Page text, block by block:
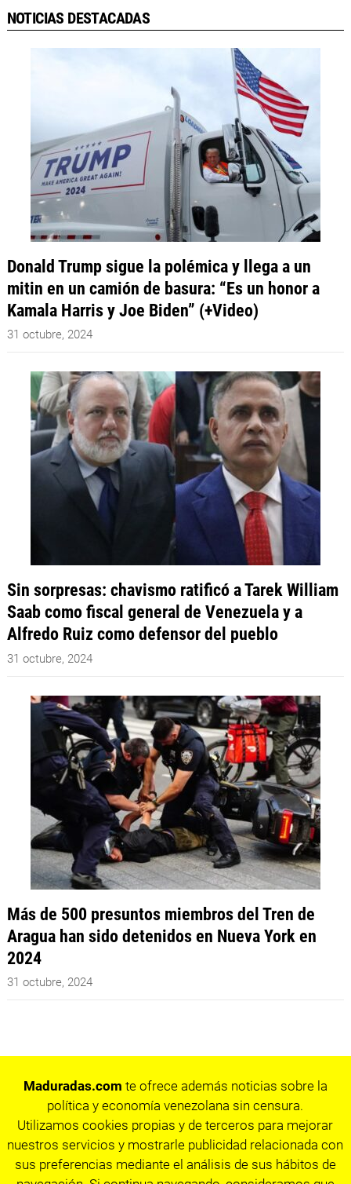
NOTICIAS DESTACADAS
Donald Trump sigue la polémica y llega a un
mitin en un camión de basura: “Es un honor a
Kamala Harris y Joe Biden” (+Video)
31 octubre, 2024
Sin sorpresas: chavismo ratificó a Tarek William
Saab como fiscal general de Venezuela y a
Alfredo Ruiz como defensor del pueblo
31 octubre, 2024
Más de 500 presuntos miembros del Tren de
Aragua han sido detenidos en Nueva York en
2024
31 octubre, 2024
Maduradas.com te ofrece además noticias sobre la
política y economía venezolana sin censura.
Utilizamos cookies propias y de terceros para mejorar
nuestros servicios y mostrarle publicidad relacionada con
sus preferencias mediante el análisis de sus hábitos de